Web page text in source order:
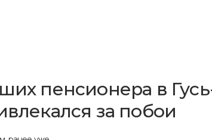
пенсионера в
за побои